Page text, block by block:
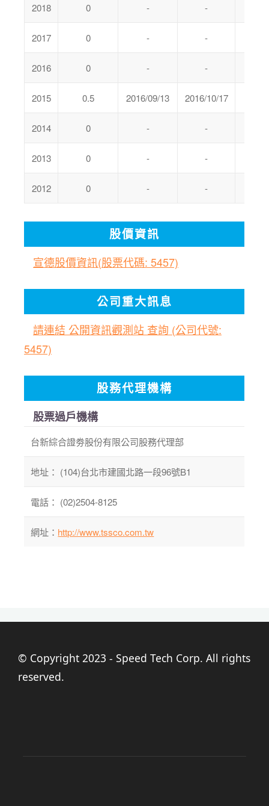
2018 0 - -
2017 0 - -
2016 0 - -
2015 0.5 2016/09/13 2016/10/17
2014 0 - -
2013 0 - -
2012 0 - -
股價資訊
宣德股價資訊(股票代碼: 5457)
公司重大訊息
請連結 公開資訊觀測站 查詢 (公司代號:
5457)
股務代理機構
股票過戶機構
台新綜合證劵股份有限公司股務代理部
地址： (104)台北市建國北路一段96號B1
電話： (02)2504-8125
網址： http://www.tssco.com.tw
© Copyright 2023 - Speed Tech Corp. All rights
reserved.